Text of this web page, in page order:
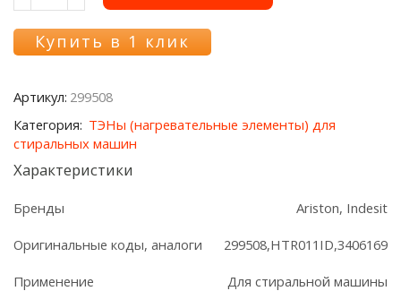
товара
Тэн
299508
машины
1460W
Купить в 1 клик
Артикул: 299508
Категория: ТЭНы (нагревательные элементы) для
стиральных машин
Характеристики
Бренды Ariston, Indesit
Оригинальные коды, аналоги 299508,HTR011ID,3406169
Применение Для стиральной машины